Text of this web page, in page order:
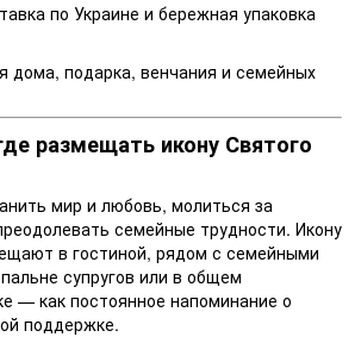
по Украине и бережная упаковка
дома, подарка, венчания и семейных
размещать икону Святого
мир и любовь, молиться за
семейные трудности. Икону
в гостиной, рядом с семейными
супругов или в общем
— как постоянное напоминание о
поддержке.